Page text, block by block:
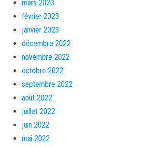
mars 2023
février 2023
janvier 2023
décembre 2022
novembre 2022
octobre 2022
septembre 2022
août 2022
juillet 2022
juin 2022
mai 2022